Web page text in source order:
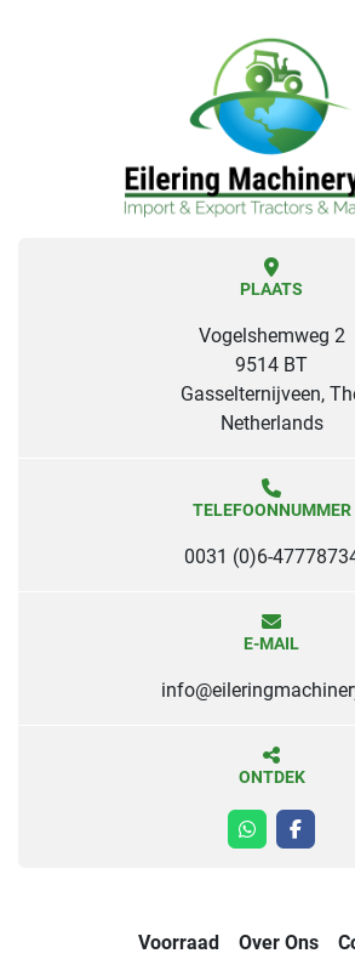
PLAATS
Vogelshemweg 2
9514 BT
Gasselternijveen,
Netherlands
TELEFOONNUMMER
0031 (0)6-
E-MAIL
ONTDEK
whatsapp
Voorraad Over Ons